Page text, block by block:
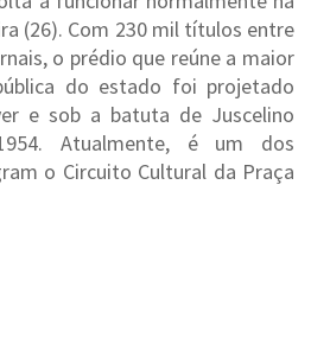
(26). Com 230 mil títulos entre
o prédio que reúne a maior
do estado foi projetado
e sob a batuta de Juscelino
Atualmente, é um dos
o Circuito Cultural da Praça